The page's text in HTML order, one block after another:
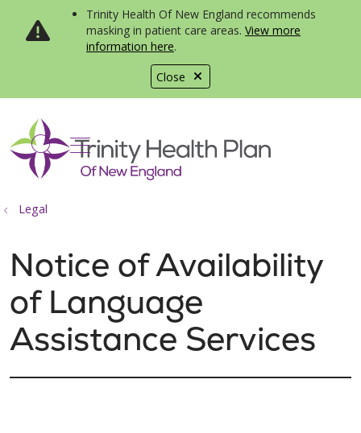
Close
Trinity Health Of New England recommends
masking in patient care areas. View more
information here.
search
show off canvas menu
Legal
Notice of Availability
of Language
Assistance Services